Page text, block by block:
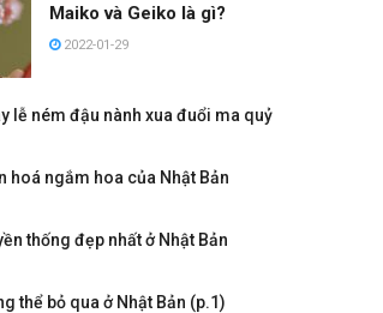
Maiko và Geiko là gì?
2022-01-29
lễ ném đậu nành xua đuổi ma quỷ
hoá ngắm hoa của Nhật Bản
thống đẹp nhất ở Nhật Bản
thể bỏ qua ở Nhật Bản (p.1)